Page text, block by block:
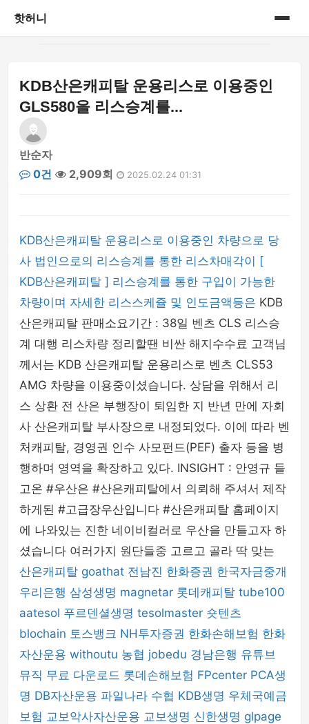
핫허니
게시판
KDB산은캐피탈 운용리스로 이용중인
GLS580을 리스승계를...
반순자
0건
2,909회 2025.02.24 01:31
KDB산은캐피탈 운용리스로 이용중인 차량으로 당
사 법인으로의 리스승계를 통한 리스차매각이 [
KDB산은캐피탈 ] 리스승계를 통한 구입이 가능한
차량이며 자세한 리스스케쥴 및 인도금액등은 KDB
산은캐피탈 판매소요기간 : 38일 벤츠 CLS 리스승
계 대행 리스차량 정리할땐 비싼 해지수수료 고객님
께서는 KDB 산은캐피탈 운용리스로 벤츠 CLS53
AMG 차량을 이용중이셨습니다. 상담을 위해서 리
스 상환 전 산은 부행장이 퇴임한 지 반년 만에 자회
사 산은캐피탈 부사장으로 내정되었다. 이에 따라 벤
처캐피탈, 경영권 인수 사모펀드(PEF) 출자 등을 병
행하며 영역을 확장하고 있다. INSIGHT : 안영규 들
고온 #우산은 #산은캐피탈에서 의뢰해 주셔서 제작
하게된 #고급장우산입니다 #산은캐피탈 홈페이지
에 나와있는 진한 네이비컬러로 우산을 만들고자 하
셨습니다 여러가지 원단들중 고르고 골라 딱 맞는
산은캐피탈 goathat 전남진 한화증권 한국자금중개
우리은행 삼성생명 magnetar 롯데캐피탈 tube100
aatesol 푸르덴셜생명 tesolmaster 숏텐츠
blochain 토스뱅크 NH투자증권 한화손해보험 한화
자산운용 withoutu 농협 jobedu 경남은행 유튜브
뮤직 무료 다운로드 롯데손해보험 FPcenter PCA생
명 DB자산운용 파일나라 수협 KDB생명 우체국예금
보험 교보악사자산운용 교보생명 신한생명 glpage